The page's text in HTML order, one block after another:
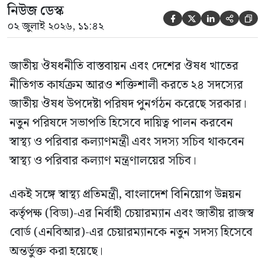
নিউজ ডেস্ক
০২ জুলাই ২০২৬, ১১:৪২     
জাতীয় ঔষধনীতি বাস্তবায়ন এবং দেশের ঔষধ খাতের
নীতিগত কার্যক্রম আরও শক্তিশালী করতে ২৪ সদস্যের
জাতীয় ঔষধ উপদেষ্টা পরিষদ পুনর্গঠন করেছে সরকার।
নতুন পরিষদে সভাপতি হিসেবে দায়িত্ব পালন করবেন
স্বাস্থ্য ও পরিবার কল্যাণমন্ত্রী এবং সদস্য সচিব থাকবেন
স্বাস্থ্য ও পরিবার কল্যাণ মন্ত্রণালয়ের সচিব।
একই সঙ্গে স্বাস্থ্য প্রতিমন্ত্রী, বাংলাদেশ বিনিয়োগ উন্নয়ন
কর্তৃপক্ষ (বিডা)-এর নির্বাহী চেয়ারম্যান এবং জাতীয় রাজস্ব
বোর্ড (এনবিআর)-এর চেয়ারম্যানকে নতুন সদস্য হিসেবে
অন্তর্ভুক্ত করা হয়েছে।